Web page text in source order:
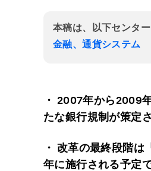
本稿は、以下センタ
金融、通貨システム
・ 2007年から2009
たな銀行規制が策定
・ 改革の最終段階
年に施行される予定で